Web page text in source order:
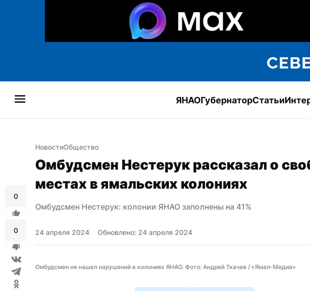
ЯНАОГубернаторСтатьи
0
0
НовостиОбщество
Омбудсмен Нестерук рассказал о
местах в ямальских колониях
Омбудсмен Нестерук: колонии ЯНАО заполнены на 41%
24 апреля 2024 Обновлено: 24 апреля 2024
Омбудсмен не нашел нарушений в колониях ЯНАО. Фото: Андрей Ткачев / «Ямал-Медиа»